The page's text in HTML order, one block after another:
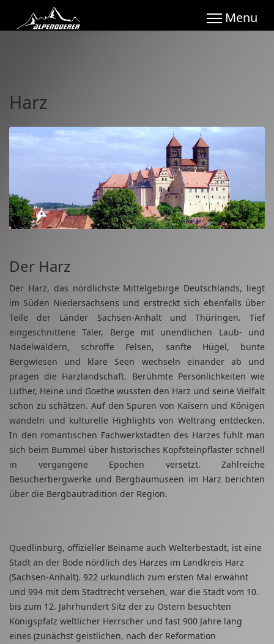
Harz
Der Harz
Der Harz, das nördlichste Mittelgebirge Deutschlands, liegt
im Süden Niedersachsens und erstreckt sich ebenfalls über
Teile der Länder Sachsen-Anhalt und Thüringen. Tief
eingeschnittene Täler, Berge mit unendlichen Laub- und
Nadelwäldern, schroffe Felsen, sanfte Hügel, bunte
Bergwiesen und klare Seen wechseln einander ab und
prägen die Harzlandschaft. Berühmte Persönlichkeiten wie
Luther, Heine und Goethe wussten den Harz und seine Vielfalt
schon zu schätzen. Auf den Spuren von Kaisern und Königen
wandeln und kulturelle Highlights von Weltrang entdecken.
In den romantischen Fachwerkstädten des Harzes fühlt man
sich beim Bummel über historisches Kopfsteinpflaster schnell
in vergangene Epochen versetzt. Zahlreiche
Besucherbergwerke und Bergbaumuseen im Harz berichten
über die Bergbautradition der Region.
Quedlinburg, offizieller Beiname auch Welterbestadt, ist eine
Stadt an der Bode nördlich des Harzes im Landkreis Harz
(Sachsen-Anhalt). 922 urkundlich zum ersten Mal erwähnt
und 994 mit dem Stadtrecht versehen, war die Stadt vom 10.
bis zum 12. Jahrhundert Sitz der zu Ostern besuchten
Königspfalz weltlicher Herrscher und fast 900 Jahre lang
eines (zunächst geistlichen, nach der Reformation